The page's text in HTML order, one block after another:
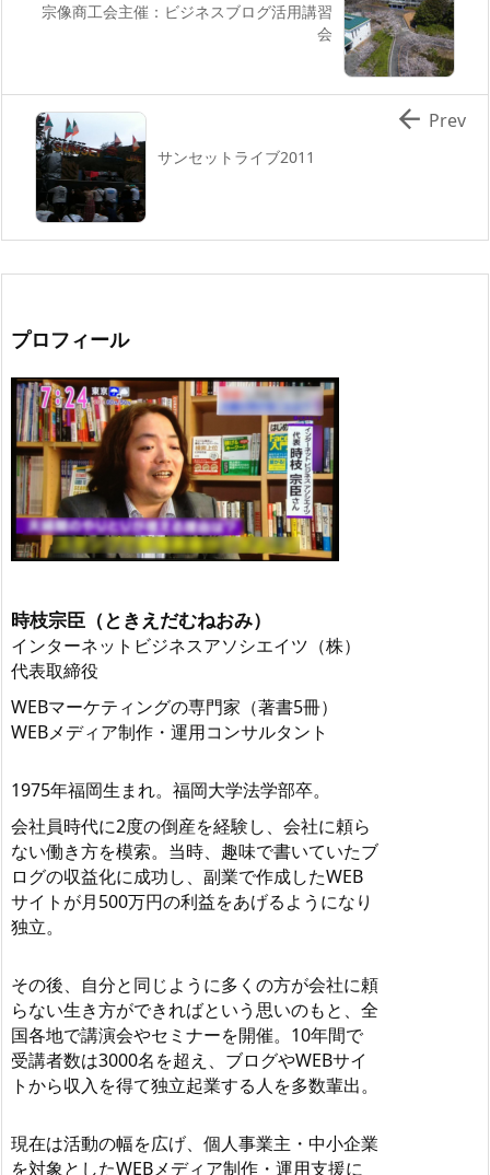
宗像商工会主催：ビジネスブログ活用講習
会
サンセットライブ2011
 Prev
プロフィール
時枝宗臣（ときえだむねおみ）
インターネットビジネスアソシエイツ（株）
代表取締役
WEBマーケティングの専門家（著書5冊）
WEBメディア制作・運用コンサルタント
1975年福岡生まれ。福岡大学法学部卒。
会社員時代に2度の倒産を経験し、会社に頼ら
ない働き方を模索。当時、趣味で書いていたブ
ログの収益化に成功し、副業で作成したWEB
サイトが月500万円の利益をあげるようになり
独立。
その後、自分と同じように多くの方が会社に頼
らない生き方ができればという思いのもと、全
国各地で講演会やセミナーを開催。10年間で
受講者数は3000名を超え、ブログやWEBサイ
トから収入を得て独立起業する人を多数輩出。
現在は活動の幅を広げ、個人事業主・中小企業
を対象としたWEBメディア制作・運用支援に